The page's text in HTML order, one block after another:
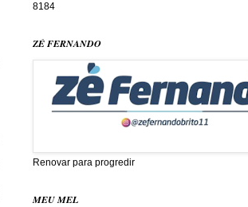
8184
ZÉ FERNANDO
Renovar para progredir
MEU MEL